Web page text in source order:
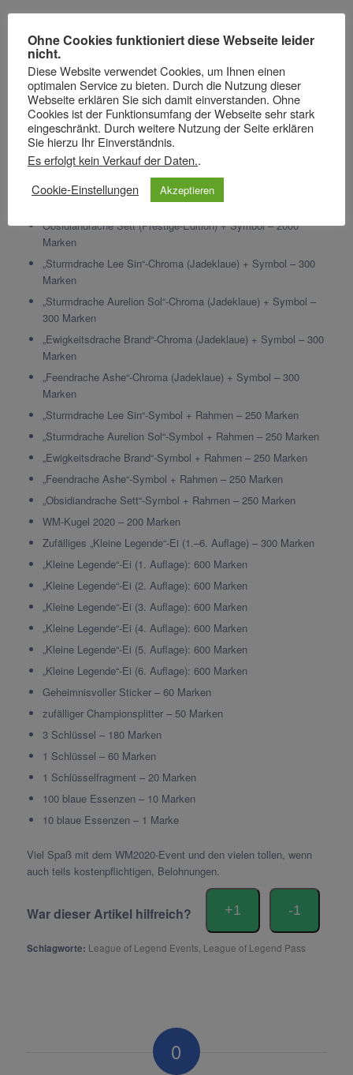
Chroma: Sturmdrache Aurelion Sol für 290 RP
Chroma: Ewigkeitsdrache Brand für 290 RP
Chroma: Feendrache Ashe für 290 RP
Drachenprophet-Augenskin von WM-Pass Meilenstein
Drachenprophet-Rahmen 2020
Sticker: Iiih! von WM-Pass Meilenstein
Sticker: Hmm von WM-Pass Meilenstein
Sticker: Tut mir leid, aber nicht wirklich von WM-Pass
Meilenstein
Prestige-Punkte-Symbol für 2200 Marken
Obsidiandrache Sett (Prestige-Edition) + Symbol – 2000
Marken
„Sturmdrache Lee Sin“-Chroma (Jadeklaue) + Symbol – 300
Marken
„Sturmdrache Aurelion Sol“-Chroma (Jadeklaue) + Symbol –
300 Marken
„Ewigkeitsdrache Brand“-Chroma (Jadeklaue) + Symbol – 300
Marken
„Feendrache Ashe“-Chroma (Jadeklaue) + Symbol – 300
Marken
„Sturmdrache Lee Sin“-Symbol + Rahmen – 250 Marken
„Sturmdrache Aurelion Sol“-Symbol + Rahmen – 250 Marken
„Ewigkeitsdrache Brand“-Symbol + Rahmen – 250 Marken
„Feendrache Ashe“-Symbol + Rahmen – 250 Marken
„Obsidiandrache Sett“-Symbol + Rahmen – 250 Marken
WM-Kugel 2020 – 200 Marken
Zufälliges „Kleine Legende“-Ei (1.–6. Auflage) – 300 Marken
„Kleine Legende“-Ei (1. Auflage): 600 Marken
„Kleine Legende“-Ei (2. Auflage): 600 Marken
„Kleine Legende“-Ei (3. Auflage): 600 Marken
„Kleine Legende“-Ei (4. Auflage): 600 Marken
„Kleine Legende“-Ei (5. Auflage): 600 Marken
„Kleine Legende“-Ei (6. Auflage): 600 Marken
Geheimnisvoller Sticker – 60 Marken
zufälliger Championsplitter – 50 Marken
3 Schlüssel – 180 Marken
1 Schlüssel – 60 Marken
1 Schlüsselfragment – 20 Marken
100 blaue Essenzen – 10 Marken
10 blaue Essenzen – 1 Marke
Viel Spaß mit dem WM2020-Event und den vielen tollen, wenn
auch teils kostenpflichtigen, Belohnungen.
War dieser Artikel hilfreich? +1 -1
Schlagworte: League of Legend Events League of Legend Pass
0
Ohne Cookies funktioniert diese Webseite leider
nicht.
Diese Website verwendet Cookies, um Ihnen einen
optimalen Service zu bieten. Durch die Nutzung dieser
Webseite erklären Sie sich damit einverstanden. Ohne
Cookies ist der Funktionsumfang der Webseite sehr stark
eingeschränkt. Durch weitere Nutzung der Seite erklären
Sie hierzu Ihr Einverständnis.
Es erfolgt kein Verkauf der Daten..
Cookie-Einstellungen
Akzeptieren